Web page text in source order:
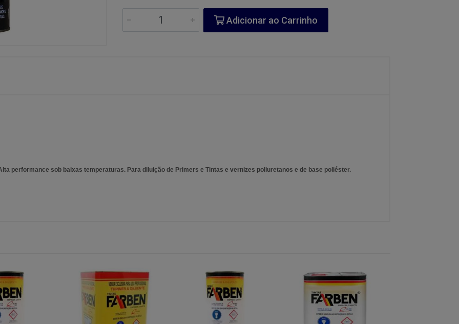
Adicionar ao Carrinho
performance sob baixas temperaturas. Para diluição de Primers e Tintas e vernizes poliuretanos e de base poliéster.